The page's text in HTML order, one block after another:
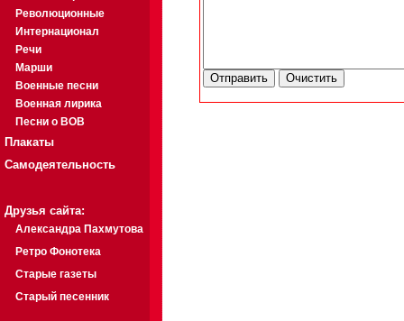
Революционные
Интернационал
Речи
Марши
Военные песни
Военная лирика
Песни о ВОВ
Плакаты
Самодеятельность
Друзья сайта:
Александра Пахмутова
Ретро Фонотека
Старые газеты
Старый песенник